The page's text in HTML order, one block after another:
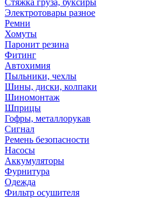
Стяжка груза, буксиры
Электротовары разное
Ремни
Хомуты
Паронит резина
Фитинг
Автохимия
Пыльники, чехлы
Шины, диски, колпаки
Шиномонтаж
Шприцы
Гофры, металлорукав
Сигнал
Ремень безопасности
Насосы
Аккумуляторы
Фурнитура
Одежда
Фильтр осушителя